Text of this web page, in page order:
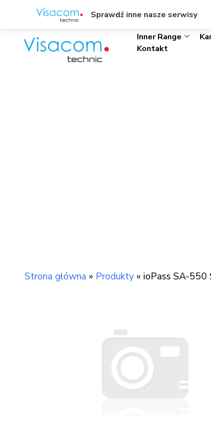
ul. Wł. Trylińskiego 8/L1, Olsztyn +48895342323
Inner Range
Kontakt
Strona główna » Produkty » ioPass SA-
Sprawdź inne nasze serwisy